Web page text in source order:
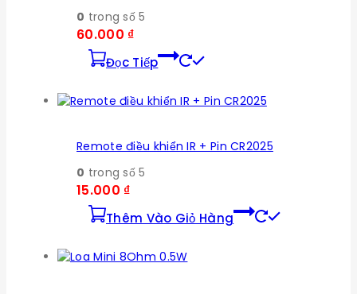
0 trong số 5
60.000 ₫
Đọc Tiếp
Remote điều khiển IR + Pin CR2025
0 trong số 5
15.000 ₫
Thêm Vào Giỏ Hàng